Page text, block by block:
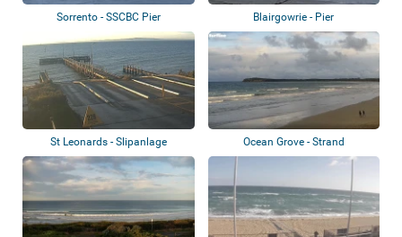
Sorrento - SSCBC Pier Blairgowrie - Pier
St Leonards - Slipanlage Ocean Grove - Strand